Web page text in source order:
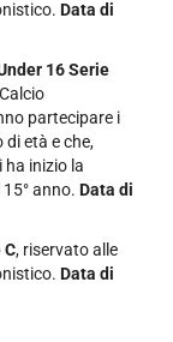
Data di
16 Serie
partecipare i
età e che,
ha inizio la
anno. Data di
C, riservato alle
Data di